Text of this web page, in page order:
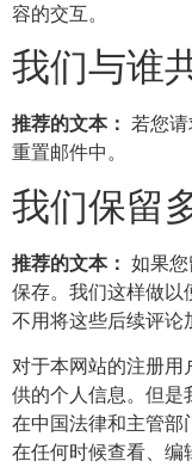
容的交互。
我们与谁
推荐的文本： 若您
重置邮件中。
我们保留
推荐的文本： 如果
保存。我们这样做以
不用将这些后续评论
对于本网站的注册用
供的个人信息。但是
在中国法律和主管部
在任何时候查看、编